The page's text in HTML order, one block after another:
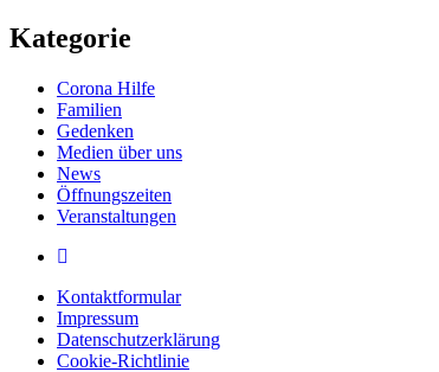
Kategorie
Corona Hilfe
Familien
Gedenken
Medien über uns
News
Öffnungszeiten
Veranstaltungen
Kontaktformular
Impressum
Datenschutzerklärung
Cookie-Richtlinie